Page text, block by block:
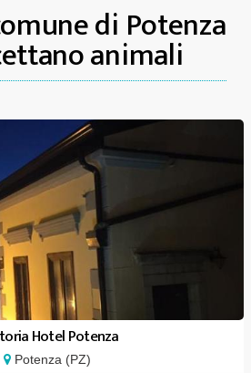
di Potenza
animali
Hotel Potenza
Potenza (PZ)